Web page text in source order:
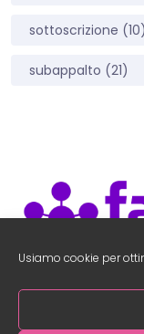
Usiamo cookie per
sottoscrizione (10)
subappalto (21)
Accedi Area